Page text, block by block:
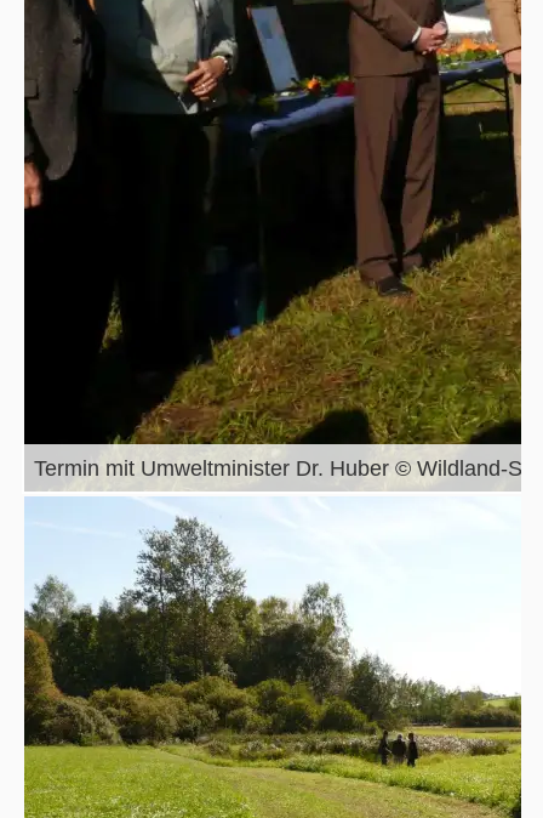
Termin mit Umweltminister Dr. Huber © Wildland-